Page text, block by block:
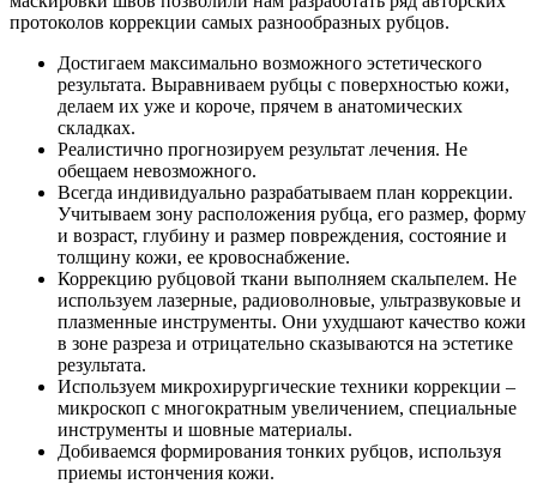
протоколов коррекции самых разнообразных рубцов.
Достигаем максимально возможного эстетического
результата. Выравниваем рубцы с поверхностью кожи,
делаем их уже и короче, прячем в анатомических
складках.
Реалистично прогнозируем результат лечения. Не
обещаем невозможного.
Всегда индивидуально разрабатываем план коррекции.
Учитываем зону расположения рубца, его размер, форму
и возраст, глубину и размер повреждения, состояние и
толщину кожи, ее кровоснабжение.
Коррекцию рубцовой ткани выполняем скальпелем. Не
используем лазерные, радиоволновые, ультразвуковые и
плазменные инструменты. Они ухудшают качество кожи
в зоне разреза и отрицательно сказываются на эстетике
результата.
Используем микрохирургические техники коррекции –
микроскоп с многократным увеличением, специальные
инструменты и шовные материалы.
Добиваемся формирования тонких рубцов, используя
приемы истончения кожи.